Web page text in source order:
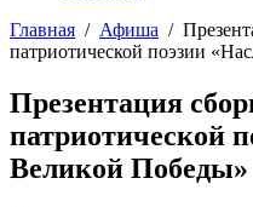
Главная / Афиша /
патриотической поэзии
Презентация
патриотической
Великой Победы»